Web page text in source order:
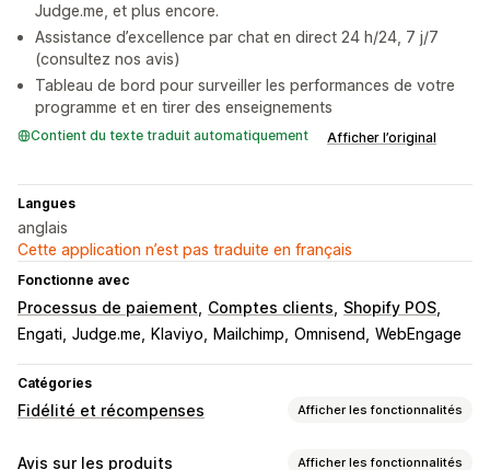
Judge.me, et plus encore.
Assistance d’excellence par chat en direct 24 h/24, 7 j/7
(consultez nos avis)
Tableau de bord pour surveiller les performances de votre
programme et en tirer des enseignements
Contient du texte traduit automatiquement Afficher l’original
Langues
anglais
Cette application n’est pas traduite en français
Fonctionne avec
Processus de paiement Comptes clients
Shopify POS
Engati Judge.me Klaviyo Mailchimp Omnisend WebEngage
Catégories
Fidélité et récompenses Afficher les fonctionnalités
Types de programmes
Avis sur les produits Afficher les fonctionnalités